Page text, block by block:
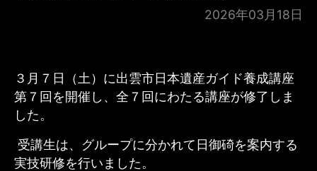
2026年03月18日
３月７日（土）に出雲市日本遺産ガイド養成講座
第７回を開催し、全 ７回にわたる講座が修了しま
した。
受講生は、グループに分かれて日御碕を案内する
実技研修を行いました。